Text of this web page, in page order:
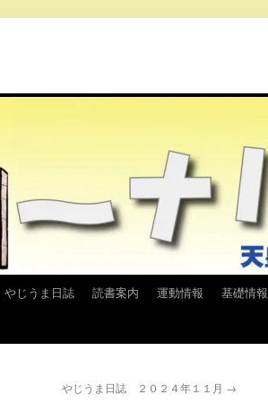
やじうま日誌 読書案内 運動情報 基礎情報
やじうま日誌 ２０２４年１１月 →